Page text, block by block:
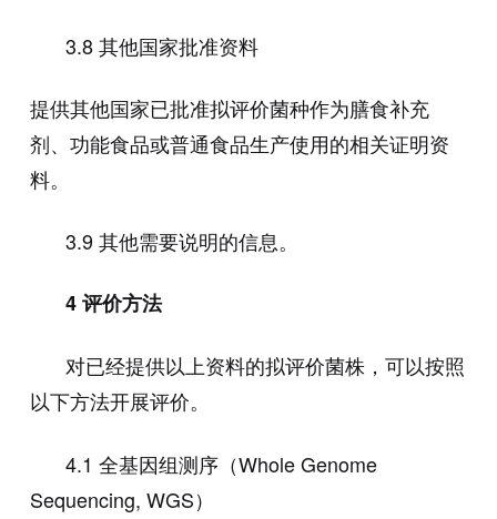
3.8其他国家批准资料
提供其他国家已批准拟评价菌种作为膳食补充
剂、功能食品或普通食品生产使用的相关证明资
料。
3.9 其他需要说明的信息。
4评价方法
对已经提供以上资料的拟评价菌株，可以按照
以下方法开展评价。
4.1 全基因组测序（Whole Genome
Sequencing, WGS）